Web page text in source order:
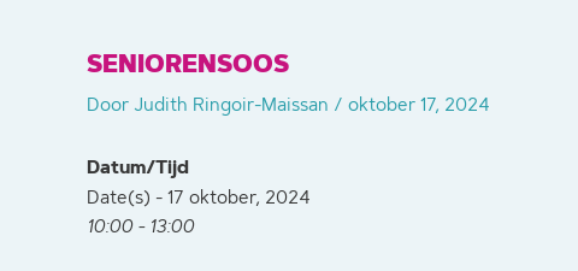
SENIORENSOOS
Door Judith Ringoir-Maissan / oktober 17, 2024
Datum/Tijd
Date(s) - 17 oktober, 2024
10:00 - 13:00